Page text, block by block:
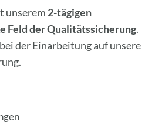
unserem 2-tägigen
Feld der Qualitätssicherung.
bei der Einarbeitung auf unsere